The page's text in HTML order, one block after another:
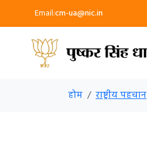
Email:cm-ua@nic.in
होम राष्ट्रीय पहचान